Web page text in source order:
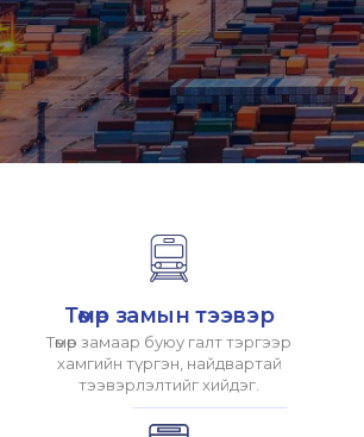
Төмөр замын тээвэр
Төмөр замаар буюу галт тэргээр
хамгийн түргэн, найдвартай
тээвэрлэлтийг хийдэг.